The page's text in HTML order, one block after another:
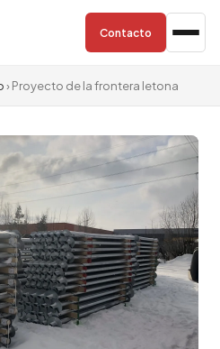
Contacto
› Proyecto de la frontera letona